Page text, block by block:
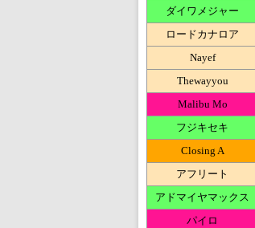
ダイワメジャー
ロードカナロア
Nayef
Thewayyou
Malibu Mo
フジキセキ
Closing A
アフリート
アドマイヤマックス
パイロ